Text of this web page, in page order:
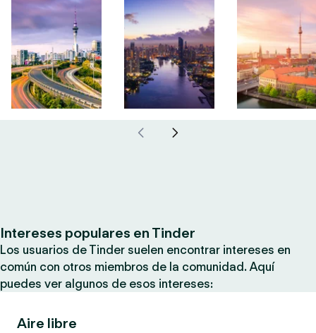
Intereses populares en Tinder
Los usuarios de Tinder suelen encontrar intereses en
común con otros miembros de la comunidad. Aquí
puedes ver algunos de esos intereses:
Aire libre